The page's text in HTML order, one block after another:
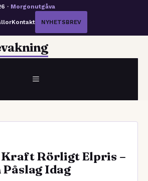
· Morgonutgåva
Kontakt NYHETSBREV
MENY
Kraft Rörligt Elpris –
Idag